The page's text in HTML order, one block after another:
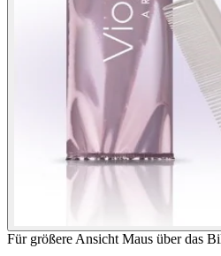
Für größere Ansicht Maus über das